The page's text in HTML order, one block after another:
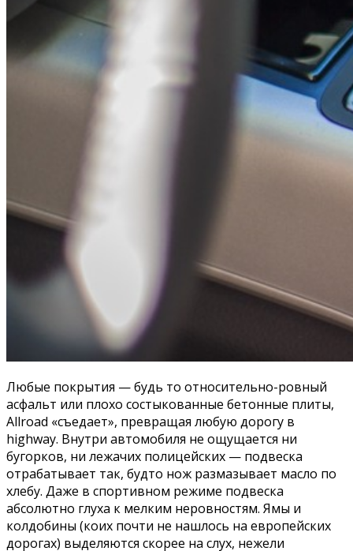
Любые покрытия — будь то относительно-ровный
асфальт или плохо состыкованные бетонные плиты,
Allroad «съедает», превращая любую дорогу в
highway. Внутри автомобиля не ощущается ни
бугорков, ни лежачих полицейских — подвеска
отрабатывает так, будто нож размазывает масло по
хлебу. Даже в спортивном режиме подвеска
абсолютно глуха к мелким неровностям. Ямы и
колдобины (коих почти не нашлось на европейских
дорогах) выделяются скорее на слух, нежели